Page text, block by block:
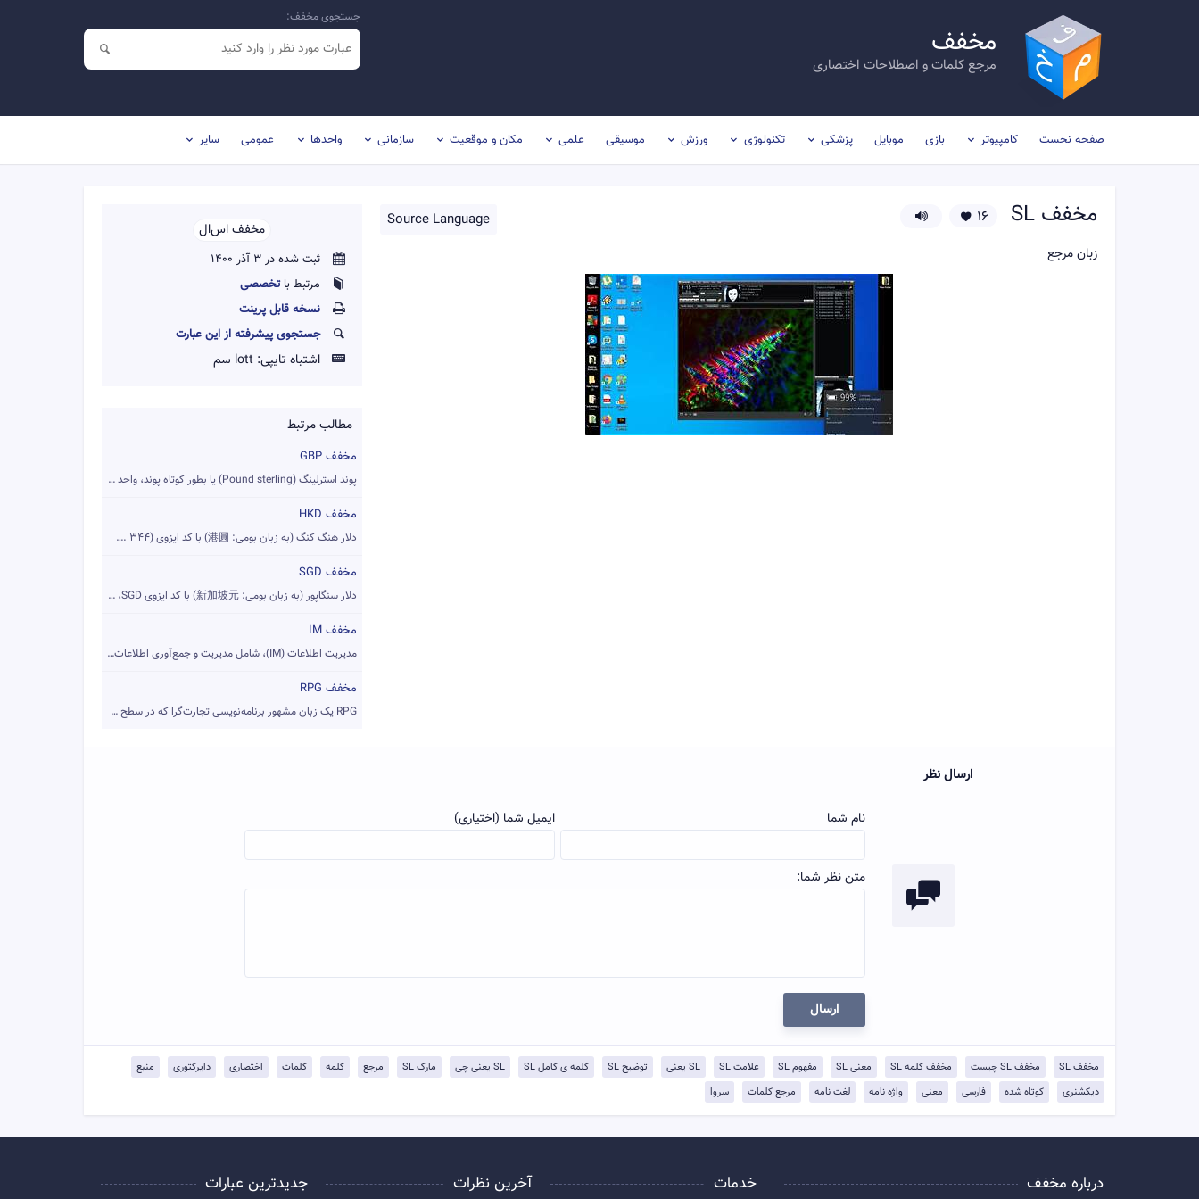
مخفف
مرجع کلمات و اصطلاحات اختصاری
جستجوی مخفف:
صفحه نخست کامپیوتر بازی موبایل پزشکی تکنولوژی ورزش موسیقی علمی مکان و موقعیت سازمانی واحدها عمومی سایر
مخففSL
Source Language 16
زبان مرجع
مخفف اس‌ال‌‌
ثبت شده در 3 آذر 1400
مرتبط باتخصصی
نسخه قابل پرينت
جستجوی پیشرفته از این عبارت
اشتباه تایپی: lott سم
مطالب مرتبط
مخفف GBP
پوند استرلینگ (Pound sterling) یا بطور کوتاه پوند، واحد پول ...
مخفف HKD
دلار هنگ کنگ (به زبان بومی: 港圓) با کد ایزوی (HKD (num. ۳۴۴، ...
مخفف SGD
دلار سنگاپور (به زبان بومی: 新加坡元) با کد ایزوی SGD، یکای پول ...
مخفف IM
مدیریت اطلاعات (IM)، شامل مدیریت و جمع‌آوری اطلاعات از یک یا...
مخفف RPG
RPG یک زبان مشهور برنامه‌نویسی تجارت‌گرا که در سطح عالی ساخت...
ارسال نظر
نام شما ایمیل شما (اختیاری)
متن نظر شما:
ارسال
مخفف SL مخفف SL چیست مخفف کلمه SL معنی SL مفهوم SL علامت SL SL یعنی توضيح SL کلمه ی کامل SL SL یعنی چی مارک SL مرجع کلمه کلمات اختصاری دایرکتوری
منبع
دیکشنری
کوتاه شده فارسی معنی واژه نامه لغت نامه مرجع کلمات سروا
درباره مخفف خدمات آخرین نظرات جدیدترین عبارات